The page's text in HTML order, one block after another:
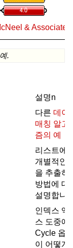
&
.
설명n
다른 데이
매칭 알고
즘의 예
리스트에
개별적인
을 추출하
방법에 대
설명합니
인덱스 액
스 도중에
Cycle 옵
이 어떻게